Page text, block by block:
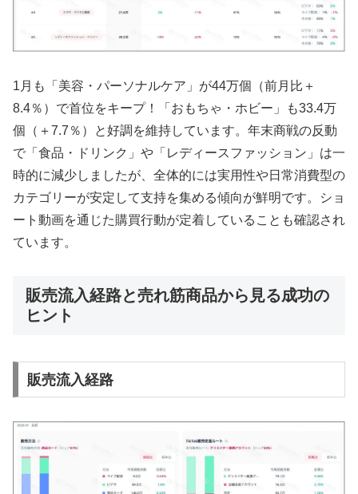
1月も「美容・パーソナルケア」が44万個（前月比＋
8.4％）で首位をキープ！「おもちゃ・ホビー」も33.4万
個（＋7.7％）と好調を維持しています。年末商戦の反動
で「食品・ドリンク」や「レディースファッション」は一
時的に減少しましたが、全体的には実用性や日常消費型の
カテゴリーが安定して支持を集める傾向が鮮明です。ショ
ート動画を通じた購買行動が定着していることも確認され
ています。
販売流入経路と売れ筋商品から見る成功の
ヒント
販売流入経路